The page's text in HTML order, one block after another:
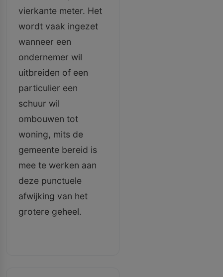
vierkante meter. Het
wordt vaak ingezet
wanneer een
ondernemer wil
uitbreiden of een
particulier een
schuur wil
ombouwen tot
woning, mits de
gemeente bereid is
mee te werken aan
deze punctuele
afwijking van het
grotere geheel.